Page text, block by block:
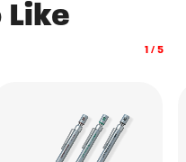
Like
1 /5